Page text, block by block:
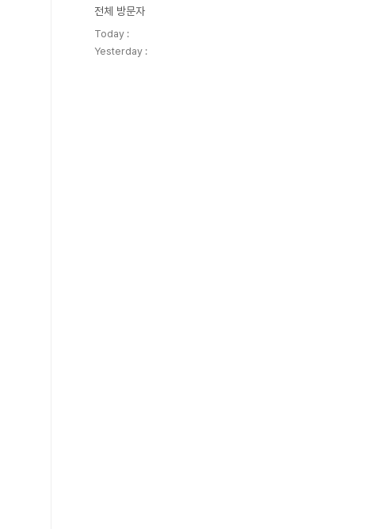
전체 방문자
Today :
Yesterday :